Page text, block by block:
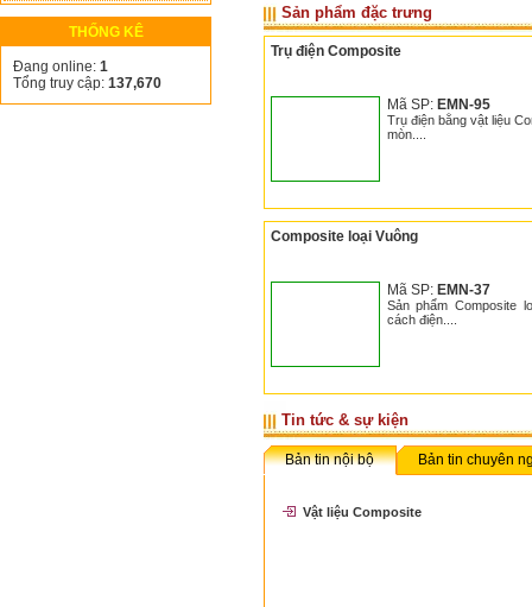
THỐNG KÊ
Đang online: 1
Tổng truy cập: 137,670
Sản phẩm đặc trưng
Trụ điện Composite
Mã SP: EMN-95
Trụ điện bằng vật liệu
mòn....
Composite loại Vuông
Mã SP: EMN-37
Sản phẩm Composite
cách điện....
Tin tức & sự kiện
Bản tin nội bộ Bản tin chuyên
Vật liệu Composite